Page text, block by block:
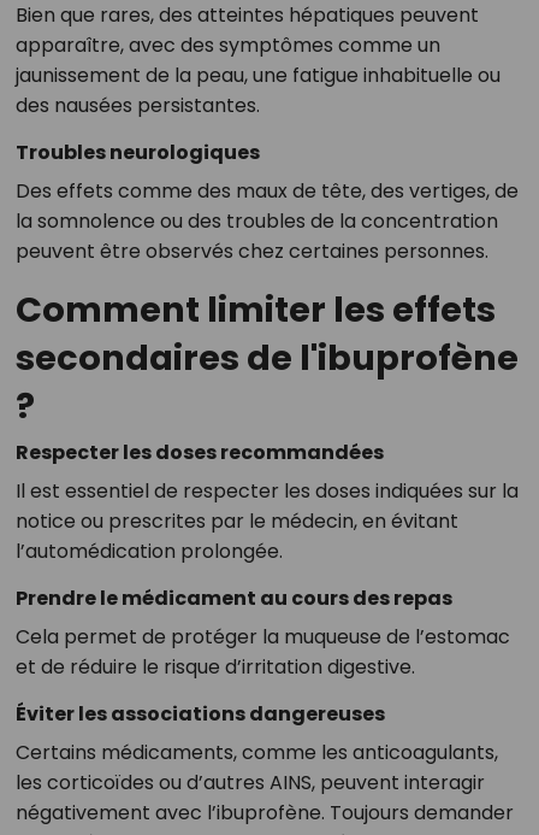
Bien que rares, des atteintes hépatiques peuvent
apparaître, avec des symptômes comme un
jaunissement de la peau, une fatigue inhabituelle ou
des nausées persistantes.
Troubles neurologiques
Des effets comme des maux de tête, des vertiges, de
la somnolence ou des troubles de la concentration
peuvent être observés chez certaines personnes.
Comment limiter les effets
secondaires de l'ibuprofène
?
Respecter les doses recommandées
Il est essentiel de respecter les doses indiquées sur la
notice ou prescrites par le médecin, en évitant
l’automédication prolongée.
Prendre le médicament au cours des repas
Cela permet de protéger la muqueuse de l’estomac
et de réduire le risque d’irritation digestive.
Éviter les associations dangereuses
Certains médicaments, comme les anticoagulants,
les corticoïdes ou d’autres AINS, peuvent interagir
négativement avec l’ibuprofène. Toujours demander